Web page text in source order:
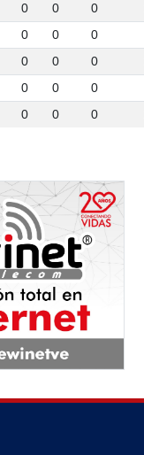
0 0 0
0 0 0
0 0 0
0 0 0
0 0 0